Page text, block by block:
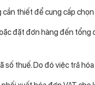
thiết để cung cấp
đặt đơn hàng đến
số thuế. Do đó việc trả